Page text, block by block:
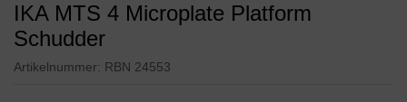
IKA MTS 4 Microplate Platform
Schudder
Artikelnummer: RBN 24553